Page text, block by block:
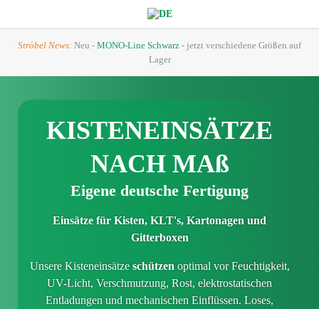
Ströbel News: Neu - MONO-Line Schwarz - jetzt verschiedene Größen auf
Lager
KISTEN­EINSÄTZE
NACH MAß
Eigene deutsche Fertigung
Einsätze für Kisten, KLT's, Kartonagen und
Gitterboxen
Unsere Kisten­einsätze schützen optimal vor Feuchtigkeit,
UV-Licht, Verschmutzung, Rost, elektrostatischen
Entladungen und mechanischen Einflüssen. Loses,